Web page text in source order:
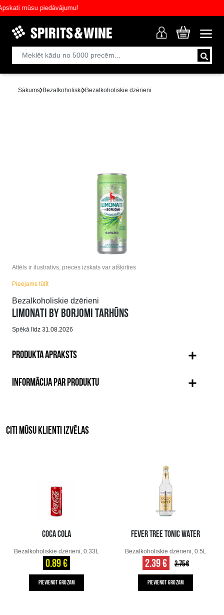
mūsu piedāvājumu!
Sākums Bezalkoholiski Bezalkoholiskie dzērieni
Attēls ir ilustratīvs, preces izskats var atšķirties
Pieejams tūlīt
Bezalkoholiskie dzērieni
LIMONATI BY BORJOMI TARHŪNS
Spēkā līdz 31.08.2026
PRODUKTA APRAKSTS
INFORMĀCIJA PAR PRODUKTU
CITI MŪSU KLIENTI IZVĒLAS
COCA COLA
Bezalkoholiskie dzērieni, 0.33L
0.89 €
PIEVIENOT GROZAM
FEVER TREE TONIC WATER
Bezalkoholiskie dzērieni, 0.5L
2.39 € 2.75 €
PIEVIENOT GROZAM